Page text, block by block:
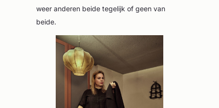
weer anderen beide tegelijk of geen van
beide.